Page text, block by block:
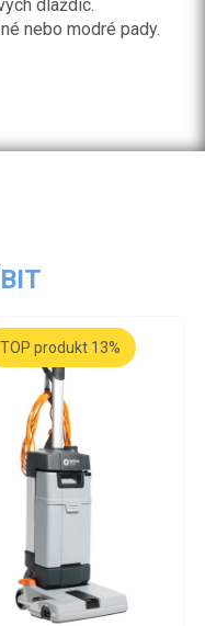
dlaždic.
nebo modré pady.
TOP produkt 13%